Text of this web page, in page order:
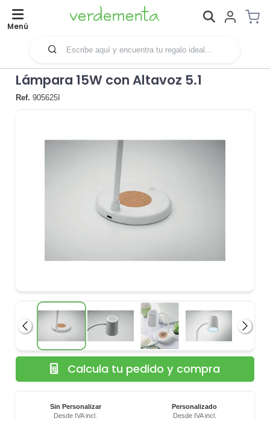
Menú
Lámpara 15W con Altavoz 5.1
Ref. 905625I
Anterior
Sin Personalizar
Desde IVA incl.
Personalizado
Desde IVA incl.
Calcula tu pedido y compra